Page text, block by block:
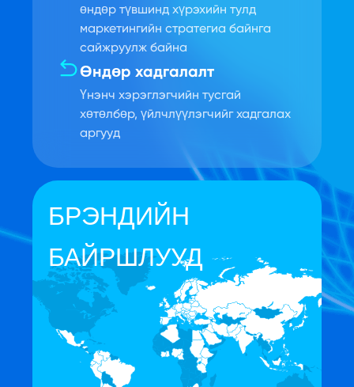
өндөр түвшинд хүрэхийн тулд
маркетингийн стратегиа байнга
сайжруулж байна
Өндөр хадгалалт
Үнэнч хэрэглэгчийн тусгай
хөтөлбөр, үйлчлүүлэгчийг хадгалах
аргууд
БРЭНДИЙН
БАЙРШЛУУД